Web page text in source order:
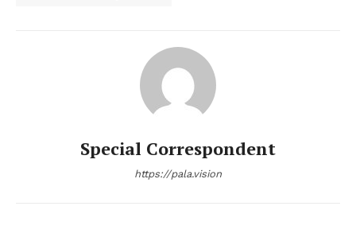
Special Correspondent
https://pala.vision